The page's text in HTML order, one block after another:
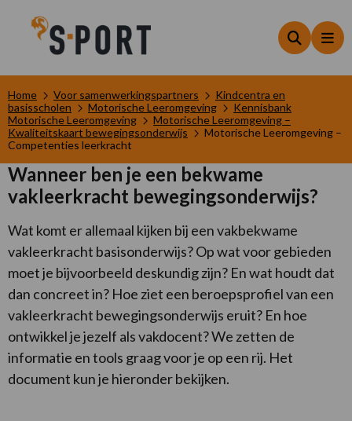
Zoeken
Home Voor samenwerkingspartners
Kindcentra en
basisscholen
Motorische Leeromgeving
Kennisbank
Motorische Leeromgeving
Motorische Leeromgeving –
Kwaliteitskaart bewegingsonderwijs
Motorische Leeromgeving –
Competenties leerkracht
Wanneer ben je een bekwame
vakleerkracht bewegingsonderwijs?
Wat komt er allemaal kijken bij een vakbekwame
vakleerkracht basisonderwijs? Op wat voor gebieden
moet je bijvoorbeeld deskundig zijn? En wat houdt dat
dan concreet in? Hoe ziet een beroepsprofiel van een
vakleerkracht bewegingsonderwijs eruit? En hoe
ontwikkel je jezelf als vakdocent? We zetten de
informatie en tools graag voor je op een rij. Het
document kun je hieronder bekijken.